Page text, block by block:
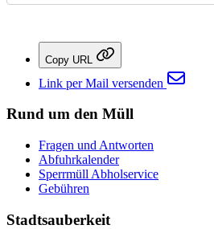
Copy URL
Link per Mail versenden
Rund um den Müll
Fragen und Antworten
Abfuhrkalender
Sperrmüll Abholservice
Gebühren
Stadtsauberkeit